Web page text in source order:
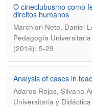
O cineclubusmo como
direitos humanos
Marchiori Neto, Daniel
Pedagogía
(2016); 5-29
Analysis of cases in
Adaros Rojas, Silvana
Universitaria y